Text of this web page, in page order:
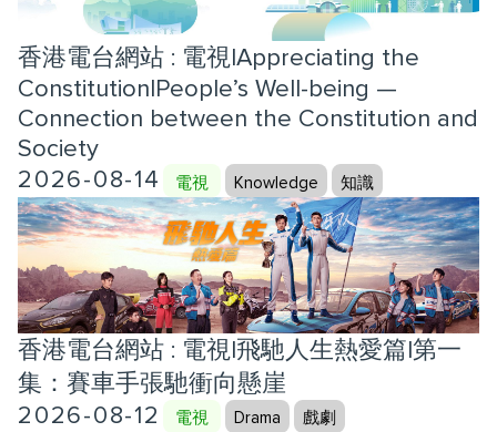
香港電台網站 : 電視|Appreciating the
Constitution|People’s Well-being —
Connection between the Constitution and
Society
2026-08-14
電視 Knowledge 知識
香港電台網站 : 電視|飛馳人生熱愛篇|第一
集：賽車手張馳衝向懸崖
2026-08-12
電視 Drama 戲劇